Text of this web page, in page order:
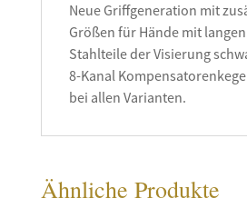
Neue Griffgeneration mit
Größen für Hände mit
Stahlteile der Visierung
8-Kanal
bei allen Varianten.
Ähnliche Produkte